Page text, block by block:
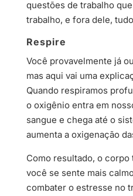
questões de trabalho
trabalho, e fora dele,
Respire
Você provavelmente já
mas aqui vai uma
Quando respiramos
o oxigênio entra em
sangue e chega até o
aumenta a oxigenação
Como resultado, o
você se sente mais
combater o estresse no